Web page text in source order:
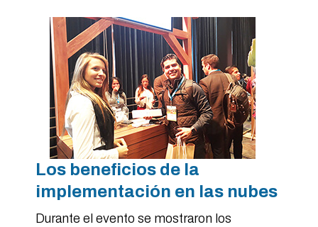
Los beneficios de la
implementación en las nubes
Durante el evento se mostraron los